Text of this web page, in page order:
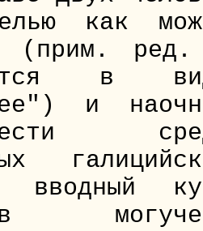
как
(прим.
в
и
вводный